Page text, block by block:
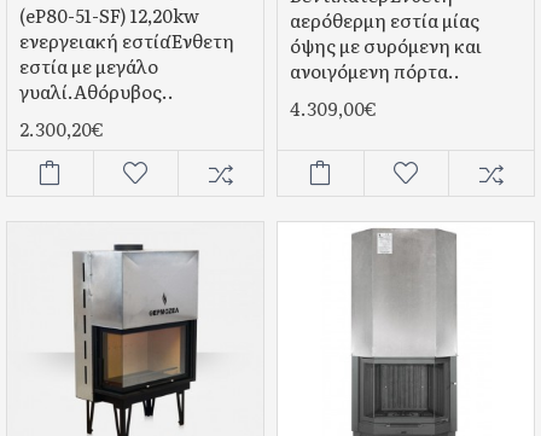
(eP80-51-SF) 12,20kw
ενεργειακή εστίαΈνθετη
εστία με μεγάλο
γυαλί.Αθόρυβος..
2.300,20€
αερόθερμη εστία μίας
όψης με συρόμενη και
ανοιγόμενη πόρτα..
4.309,00€